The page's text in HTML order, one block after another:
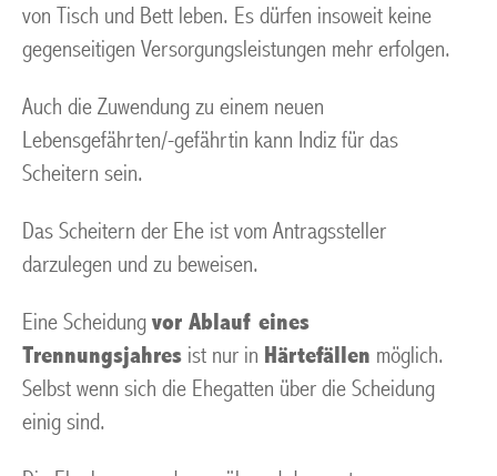
von Tisch und Bett leben. Es dürfen insoweit keine
gegenseitigen Versorgungsleistungen mehr erfolgen.
Auch die Zuwendung zu einem neuen
Lebensgefährten/-gefährtin kann Indiz für das
Scheitern sein.
Das Scheitern der Ehe ist vom Antragssteller
darzulegen und zu beweisen.
Eine Scheidung vor Ablauf eines
Trennungsjahres ist nur in Härtefällen möglich.
Selbst wenn sich die Ehegatten über die Scheidung
einig sind.